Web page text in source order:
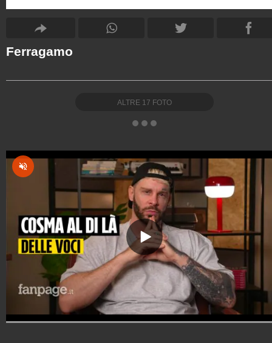
Ferragamo
ALTRE 17 FOTO